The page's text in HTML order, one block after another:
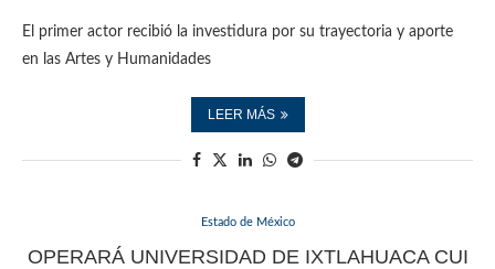
El primer actor recibió la investidura por su trayectoria y aporte
en las Artes y Humanidades
LEER MÁS
Estado de México
OPERARÁ UNIVERSIDAD DE IXTLAHUACA CUI